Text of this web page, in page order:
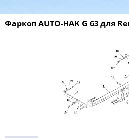
Фаркоп AUTO-HAK G 63 для